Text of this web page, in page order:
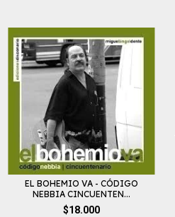
EL BOHEMIO VA - CÓDIGO
NEBBIA CINCUENTEN...
$18.000